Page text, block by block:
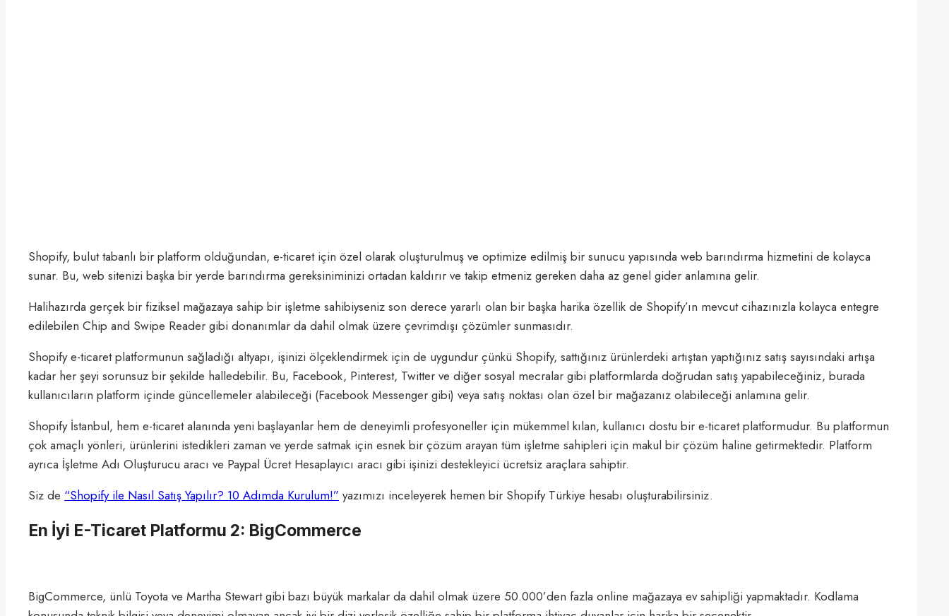
Shopify, bulut tabanlı bir platform olduğundan, e-ticaret için özel olarak oluşturulmuş ve optimize edilmiş bir sunucu yapısında web barındırma hizmetini de kolayca
sunar. Bu, web sitenizi başka bir yerde barındırma gereksiniminizi ortadan kaldırır ve takip etmeniz gereken daha az genel gider anlamına gelir.
Halihazırda gerçek bir fiziksel mağazaya sahip bir işletme sahibiyseniz son derece yararlı olan bir başka harika özellik de Shopify’ın mevcut cihazınızla kolayca entegre
edilebilen Chip and Swipe Reader gibi donanımlar da dahil olmak üzere çevrimdışı çözümler sunmasıdır.
Shopify e-ticaret platformunun sağladığı altyapı, işinizi ölçeklendirmek için de uygundur çünkü Shopify, sattığınız ürünlerdeki artıştan yaptığınız satış sayısındaki artışa
kadar her şeyi sorunsuz bir şekilde halledebilir. Bu, Facebook, Pinterest, Twitter ve diğer sosyal mecralar gibi platformlarda doğrudan satış yapabileceğiniz, burada
kullanıcıların platform içinde güncellemeler alabileceği (Facebook Messenger gibi) veya satış noktası olan özel bir mağazanız olabileceği anlamına gelir.
Shopify İstanbul, hem e-ticaret alanında yeni başlayanlar hem de deneyimli profesyoneller için mükemmel kılan, kullanıcı dostu bir e-ticaret platformudur. Bu platformun
çok amaçlı yönleri, ürünlerini istedikleri zaman ve yerde satmak için esnek bir çözüm arayan tüm işletme sahipleri için makul bir çözüm haline getirmektedir. Platform
ayrıca İşletme Adı Oluşturucu aracı ve Paypal Ücret Hesaplayıcı aracı gibi işinizi destekleyici ücretsiz araçlara sahiptir.
Siz de “Shopify ile Nasıl Satış Yapılır? 10 Adımda Kurulum!” yazımızı inceleyerek hemen bir Shopify Türkiye hesabı oluşturabilirsiniz.
En İyi E-Ticaret Platformu 2: BigCommerce
BigCommerce, ünlü Toyota ve Martha Stewart gibi bazı büyük markalar da dahil olmak üzere 50.000’den fazla online mağazaya ev sahipliği yapmaktadır. Kodlama